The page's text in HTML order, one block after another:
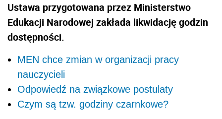
Ustawa przygotowana przez Ministerstwo
Edukacji Narodowej zakłada likwidację godzin
dostępności.
MEN chce zmian w organizacji pracy
nauczycieli
Odpowiedź na związkowe postulaty
Czym są tzw. godziny czarnkowe?